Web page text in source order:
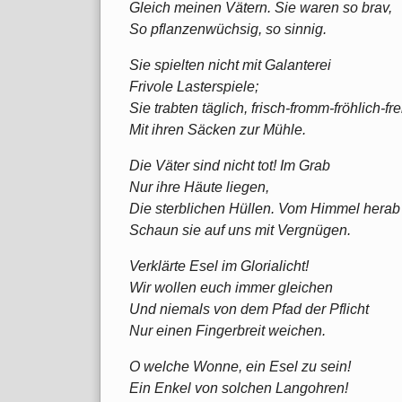
Gleich meinen Vätern. Sie waren so brav,
So pflanzenwüchsig, so sinnig.
Sie spielten nicht mit Galanterei
Frivole Lasterspiele;
Sie trabten täglich, frisch-fromm-fröhlich-
Mit ihren Säcken zur Mühle.
Die Väter sind nicht tot! Im Grab
Nur ihre Häute liegen,
Die sterblichen Hüllen. Vom Himmel herab
Schaun sie auf uns mit Vergnügen.
Verklärte Esel im Glorialicht!
Wir wollen euch immer gleichen
Und niemals von dem Pfad der Pflicht
Nur einen Fingerbreit weichen.
O welche Wonne, ein Esel zu sein!
Ein Enkel von solchen Langohren!